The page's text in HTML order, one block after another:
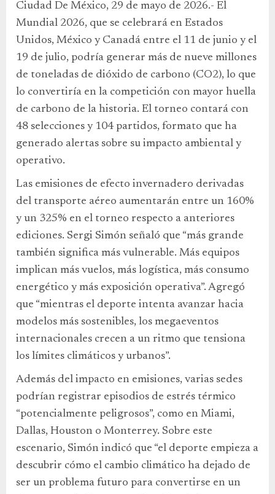
Ciudad De México, 29 de mayo de 2026.- El
Mundial 2026, que se celebrará en Estados
Unidos, México y Canadá entre el 11 de junio y el
19 de julio, podría generar más de nueve millones
de toneladas de dióxido de carbono (CO2), lo que
lo convertiría en la competición con mayor huella
de carbono de la historia. El torneo contará con
48 selecciones y 104 partidos, formato que ha
generado alertas sobre su impacto ambiental y
operativo.
Las emisiones de efecto invernadero derivadas
del transporte aéreo aumentarán entre un 160%
y un 325% en el torneo respecto a anteriores
ediciones. Sergi Simón señaló que “más grande
también significa más vulnerable. Más equipos
implican más vuelos, más logística, más consumo
energético y más exposición operativa”. Agregó
que “mientras el deporte intenta avanzar hacia
modelos más sostenibles, los megaeventos
internacionales crecen a un ritmo que tensiona
los límites climáticos y urbanos”.
Además del impacto en emisiones, varias sedes
podrían registrar episodios de estrés térmico
“potencialmente peligrosos”, como en Miami,
Dallas, Houston o Monterrey. Sobre este
escenario, Simón indicó que “el deporte empieza a
descubrir cómo el cambio climático ha dejado de
ser un problema futuro para convertirse en un